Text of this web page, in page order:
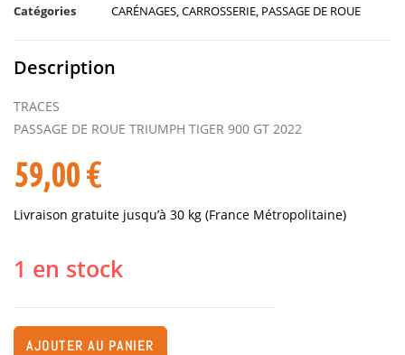
Catégories
CARÉNAGES CARROSSERIE PASSAGE DE ROUE
Description
TRACES
PASSAGE DE ROUE TRIUMPH TIGER 900 GT 2022
59,00€
Livraison gratuite jusqu’à 30 kg (France Métropolitaine)
1 en stock
AJOUTER AU PANIER